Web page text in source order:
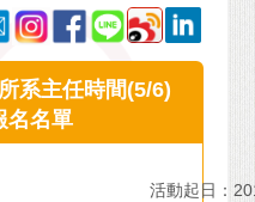
系主任時間(5/6)
名名單
活動起日：